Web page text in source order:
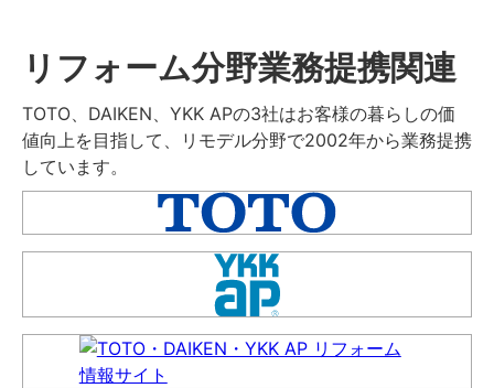
リフォーム分野業務提携関連
TOTO、DAIKEN、YKK APの3社はお客様の暮らしの価
値向上を目指して、リモデル分野で2002年から業務提携
しています。